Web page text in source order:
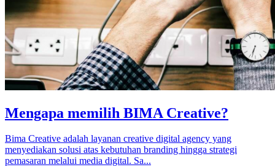
Mengapa memilih BIMA Creative?
Bima Creative adalah layanan creative digital agency yang
menyediakan solusi atas kebutuhan branding hingga strategi
pemasaran melalui media digital. Sa...